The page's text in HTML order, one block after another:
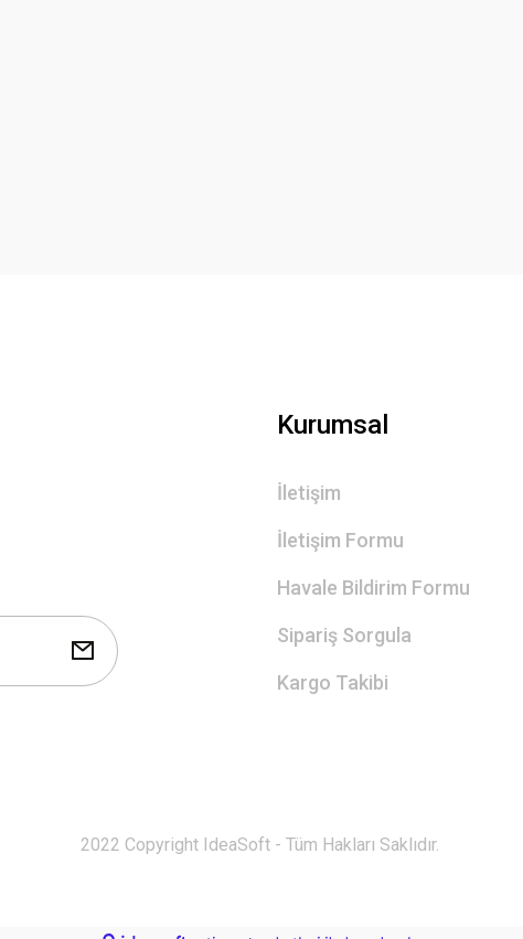
Kurumsal
İletişim
İletişim Formu
Havale Bildirim Formu
Sipariş Sorgula
Kargo Takibi
2022 Copyright IdeaSoft - Tüm Hakları Saklıdır.